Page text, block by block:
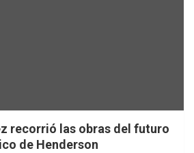
recorrió las obras del futuro
de Henderson